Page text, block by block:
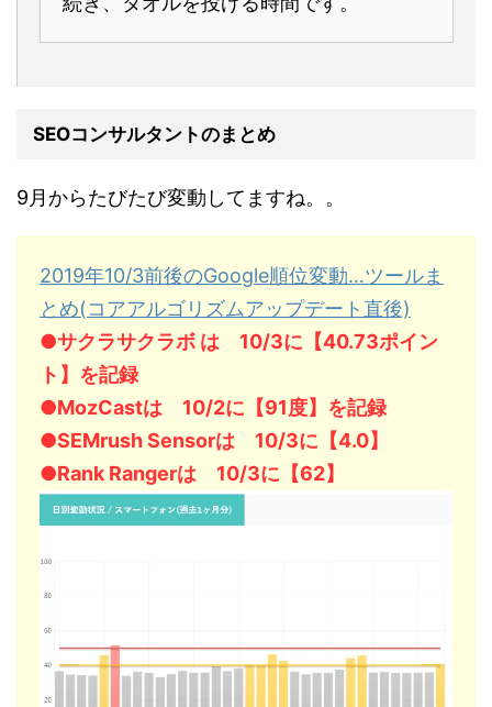
SEOコンサルタントのまとめ
9月からたびたび変動してますね。。
2019年10/3前後のGoogle順位変動…ツールま
とめ(コアアルゴリズムアップデート直後)
●サクラサクラボ は 10/3に【40.73ポイン
ト】を記録
●MozCastは 10/2に【91度】を記録
●SEMrush Sensorは 10/3に【4.0】
●Rank Rangerは 10/3に【62】